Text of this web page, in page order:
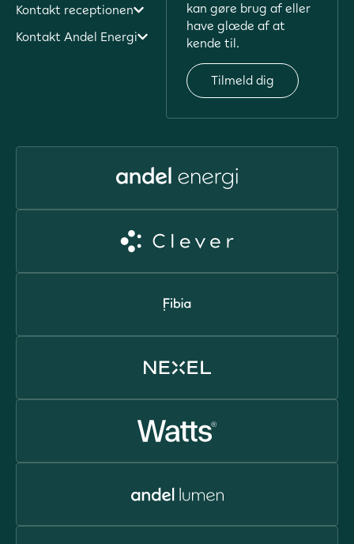
Kontakt receptionen
Kontakt Andel Energi
kan gøre brug af eller
have glæde af at
kende til.
Tilmeld dig